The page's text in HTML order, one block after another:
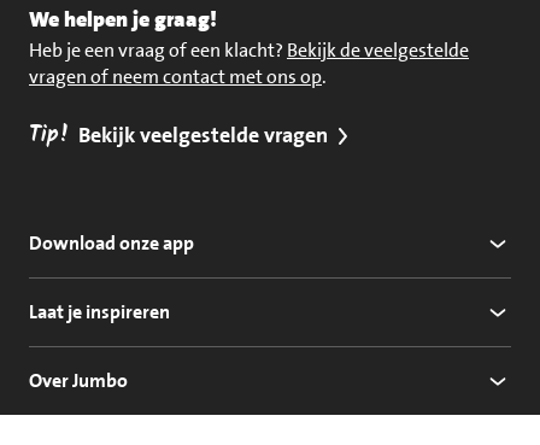
We helpen je graag!
Heb je een vraag of een klacht? Bekijk de veelgestelde
vragen of neem contact met ons op.
Tip! Bekijk veelgestelde vragen
Download onze app
Laat je inspireren
Over Jumbo